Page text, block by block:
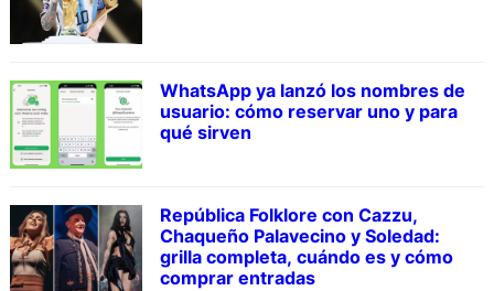
WhatsApp ya lanzó los nombres de
usuario: cómo reservar uno y para
qué sirven
República Folklore con Cazzu,
Chaqueño Palavecino y Soledad:
grilla completa, cuándo es y cómo
comprar entradas